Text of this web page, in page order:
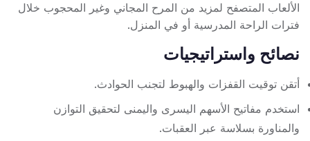
الألعاب المتصفح لمزيد من المرح المجاني وغير المحجوب خلال
فترات الراحة المدرسية أو في المنزل.
نصائح واستراتيجيات
أتقن توقيت القفزات والهبوط لتجنب الحوادث.
استخدم مفاتيح الأسهم اليسرى واليمنى لتحقيق التوازن
والمناورة بسلاسة عبر العقبات.